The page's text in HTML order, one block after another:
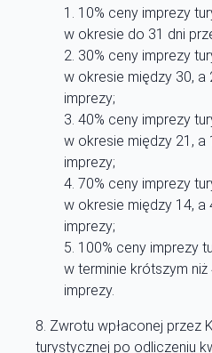
10% ceny imprezy
w okresie do 31 dni
30% ceny imprezy
w okresie między 30,
imprezy;
40% ceny imprezy
w okresie między 21,
imprezy;
70% ceny imprezy
w okresie między 14,
imprezy;
100% ceny imprezy
w terminie krótszym
imprezy.
Zwrotu wpłaconej przez
turystycznej po odliczeniu